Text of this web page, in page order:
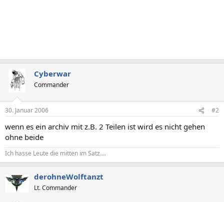
Cyberwar
Commander
30. Januar 2006 #2
wenn es ein archiv mit z.B. 2 Teilen ist wird es nicht gehen
ohne beide
Ich hasse Leute die mitten im Satz....
derohneWolftanzt
Lt. Commander